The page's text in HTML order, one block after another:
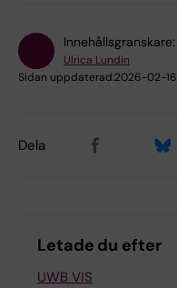
Innehållsgranskare:
Ulrica Lundin
Sidan uppdaterad:2026-02-16
Dela
Letade du efter
UWB VIS